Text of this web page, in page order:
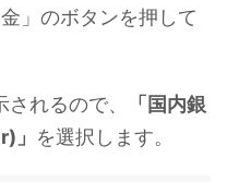
」のボタンを押して
れるので、
「国内銀
」 を選択します。